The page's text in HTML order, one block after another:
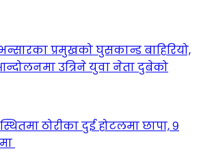
भन्सारका प्रमुखको घुसकान्ड बाहिरियो,
उत्रिने युवा नेता दुबेको
ठोरीका दुई होटलमा छापा, ९